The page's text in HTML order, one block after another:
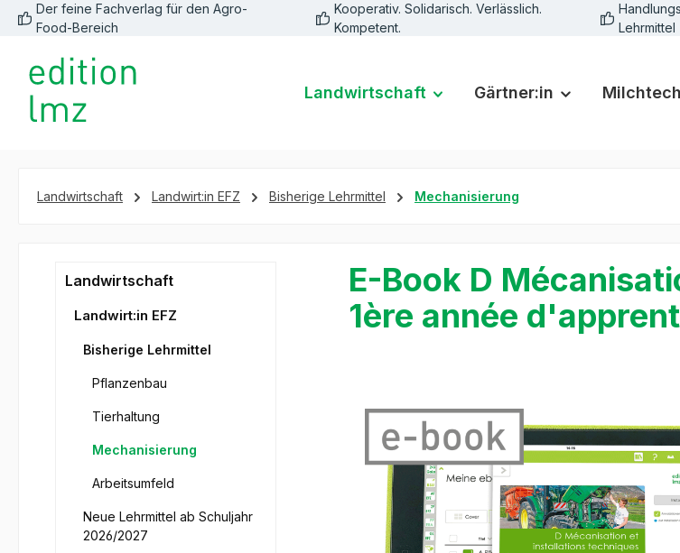
Zur Hauptnavigation springen
Der feine Fachverlag für den Agro-
Food-Bereich
Kooperativ. Solidarisch. Verlässlich.
Kompetent.
Lehrmittel
Landwirtschaft Gärtner:in
Landwirtschaft Landwirt:in EFZ Bisherige Lehrmittel Mechanisierung
Landwirtschaft
Landwirt:in EFZ
Bisherige Lehrmittel
Pflanzenbau
Tierhaltung
Mechanisierung
Arbeitsumfeld
Neue Lehrmittel ab Schuljahr
2026/2027
E-Book D
1ère année